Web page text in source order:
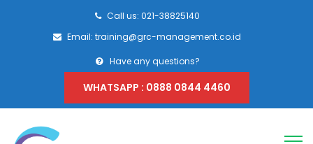
Call us: 021-38825140
Email: training@grc-management.co.id
Have any questions?
WHATSAPP : 0888 0844 4460